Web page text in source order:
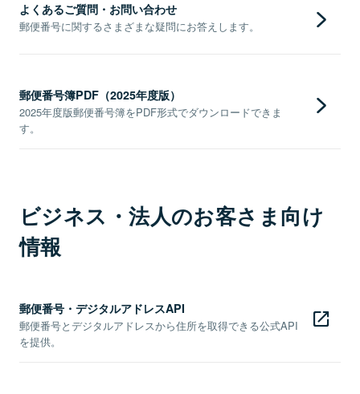
よくあるご質問・お問い合わせ
郵便番号に関するさまざまな疑問にお答えします。
郵便番号簿PDF（2025年度版）
2025年度版郵便番号簿をPDF形式でダウンロードできま
す。
ビジネス・法人のお客さま向け
情報
郵便番号・デジタルアドレスAPI
郵便番号とデジタルアドレスから住所を取得できる公式API
を提供。